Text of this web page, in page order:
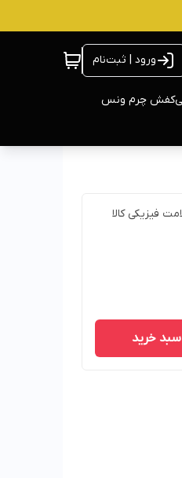
ورود | ثبت‌نام
کفش چرم ونس
فیزیکی کالا
خرید